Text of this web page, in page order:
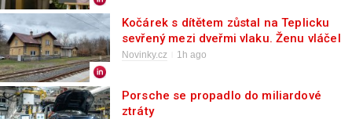
Kočárek s dítětem zůstal na Teplicku
sevřený mezi dveřmi vlaku. Ženu vláčel
desítky metrů
Novinky.cz 1h ago
Porsche se propadlo do miliardové
ztráty